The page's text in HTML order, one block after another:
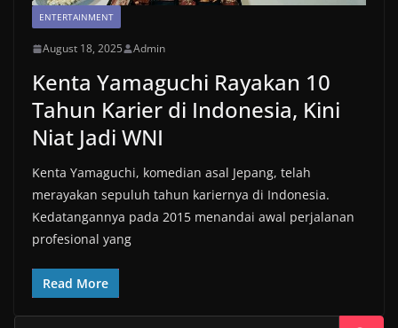
ENTERTAINMENT
August 18, 2025 Admin
Kenta Yamaguchi Rayakan 10
Tahun Karier di Indonesia, Kini
Niat Jadi WNI
Kenta Yamaguchi, komedian asal Jepang, telah
merayakan sepuluh tahun kariernya di Indonesia.
Kedatangannya pada 2015 menandai awal perjalanan
profesional yang
Read More